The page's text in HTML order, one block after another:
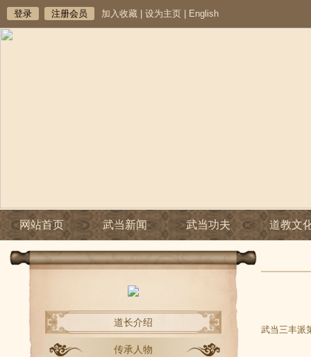
登录 注册会员 加入收藏 设为主页 English
网站首页 武当新闻 武当功夫 道教文
道长介绍
传承人物
武当三丰派